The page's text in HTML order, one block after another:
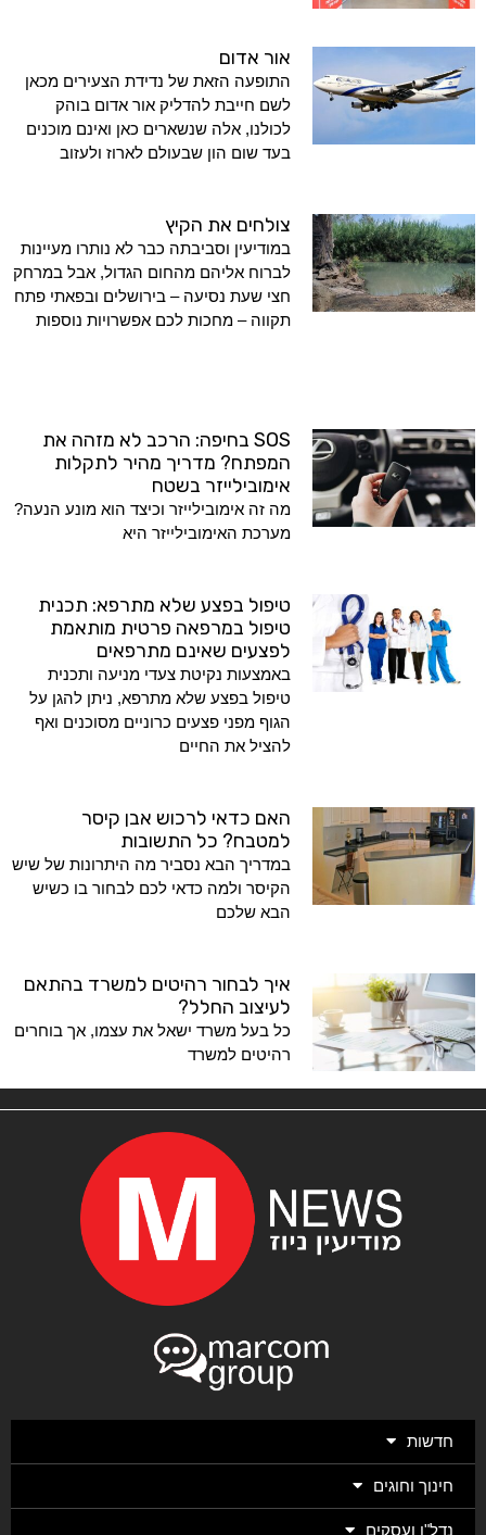
אור אדום
התופעה הזאת של נדידת הצעירים מכאן
לשם חייבת להדליק אור אדום בוהק
לכולנו, אלה שנשארים כאן ואינם מוכנים
בעד שום הון שבעולם לארוז ולעזוב
צולחים את הקיץ
במודיעין וסביבתה כבר לא נותרו מעיינות
לברוח אליהם מהחום הגדול, אבל במרחק
חצי שעת נסיעה – בירושלים ובפאתי פתח
תקווה – מחכות לכם אפשרויות נוספות
SOS בחיפה: הרכב לא מזהה את
המפתח? מדריך מהיר לתקלות
אימובילייזר בשטח
מה זה אימובילייזר וכיצד הוא מונע הנעה?
מערכת האימובילייזר היא
טיפול בפצע שלא מתרפא: תכנית
טיפול במרפאה פרטית מותאמת
לפצעים שאינם מתרפאים
באמצעות נקיטת צעדי מניעה ותכנית
טיפול בפצע שלא מתרפא, ניתן להגן על
הגוף מפני פצעים כרוניים מסוכנים ואף
להציל את החיים
האם כדאי לרכוש אבן קיסר
למטבח? כל התשובות
במדריך הבא נסביר מה היתרונות של שיש
הקיסר ולמה כדאי לכם לבחור בו כשיש
הבא שלכם
איך לבחור רהיטים למשרד בהתאם
לעיצוב החלל?
כל בעל משרד ישאל את עצמו, אך בוחרים
רהיטים למשרד
חדשות
חינוך וחוגים
נדל"ן ועסקים